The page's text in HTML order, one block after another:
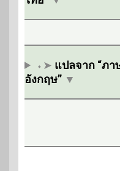
⬩➤ แปลจาก “ภา
อังกฤษ” ▼